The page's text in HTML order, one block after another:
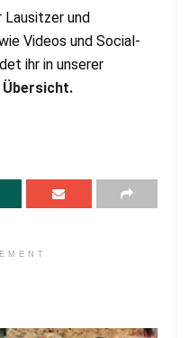
Lausitzer und
Videos und Social-
ihr in unserer
Übersicht.